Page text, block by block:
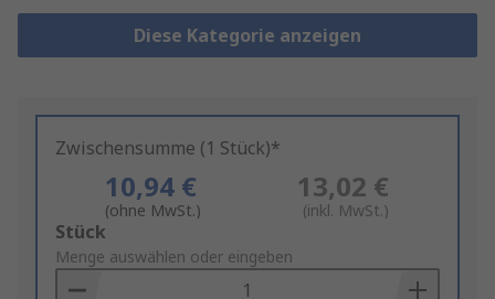
Diese Kategorie anzeigen
Zwischensumme (1 Stück)*
10,94 €
(ohne MwSt.)
13,02 €
(inkl. MwSt.)
Add
to
Basket
Stück
Menge auswählen oder eingeben